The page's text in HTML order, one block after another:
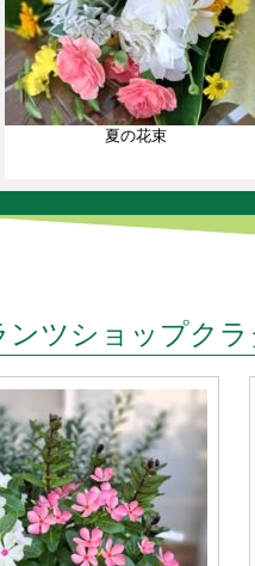
夏の花束
ンツショップク